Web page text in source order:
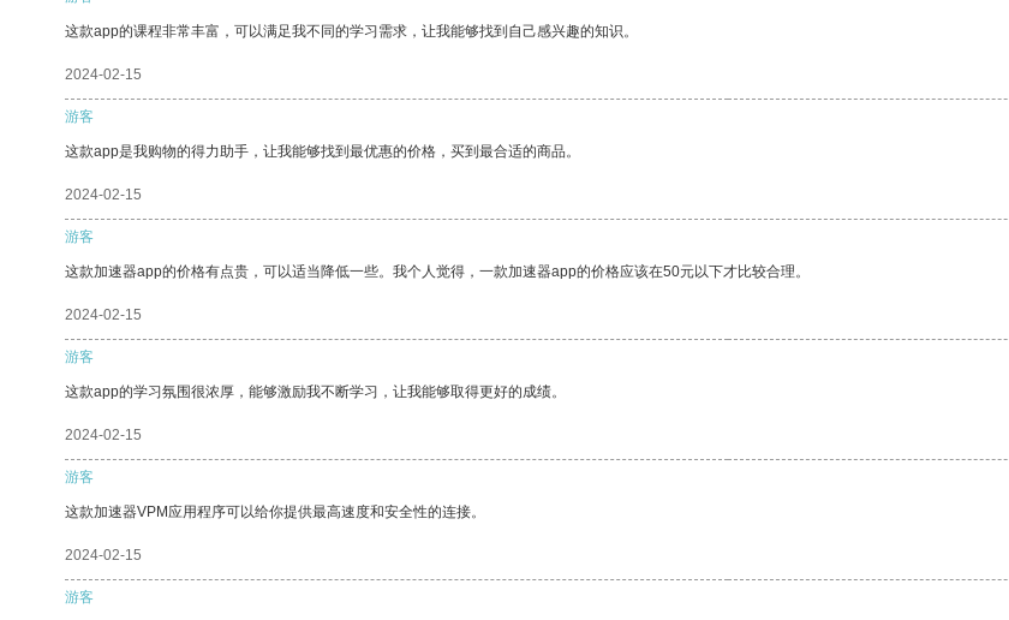
这款app的课程非常丰富，可以满足我不同的学习需求，让我能够找到自己感兴趣的知识。
2024-02-15
游客
这款app是我购物的得力助手，让我能够找到最优惠的价格，买到最合适的商品。
2024-02-15
游客
这款加速器app的价格有点贵，可以适当降低一些。我个人觉得，一款加速器app的价格应该在50元以下才比较合理。
2024-02-15
游客
这款app的学习氛围很浓厚，能够激励我不断学习，让我能够取得更好的成绩。
2024-02-15
游客
这款加速器VPM应用程序可以给你提供最高速度和安全性的连接。
2024-02-15
游客